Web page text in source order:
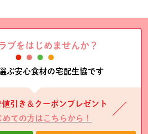
ブをはじめませんか？
ぶ安心食材の宅配生協です
引き＆クーポンプレゼント
めての方はこちらから！